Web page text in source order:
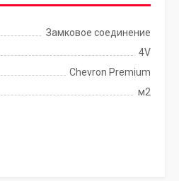
Замковое соединение
4V
Chevron Premium
м2